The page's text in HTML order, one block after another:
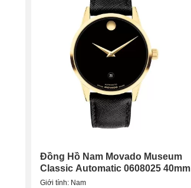
Đồng Hồ Nam Movado Museum
Classic Automatic 0608025 40mm
Giới tính: Nam